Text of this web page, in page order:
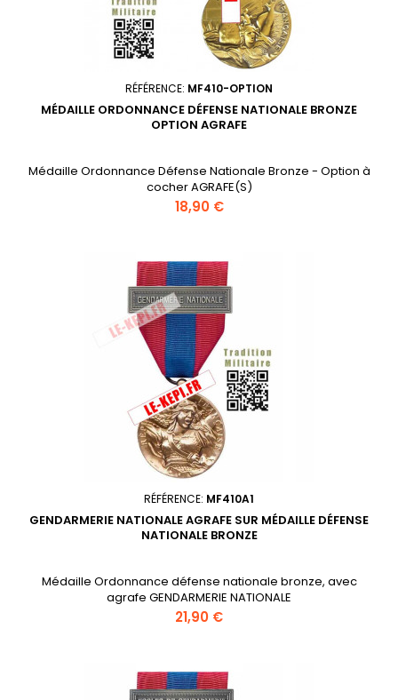
RÉFÉRENCE: MF410-OPTION
MÉDAILLE ORDONNANCE DÉFENSE NATIONALE BRONZE
OPTION AGRAFE
Médaille Ordonnance Défense Nationale Bronze - Option à
cocher AGRAFE(S)
Prix
18,90 €
RÉFÉRENCE: MF410A1
GENDARMERIE NATIONALE AGRAFE SUR MÉDAILLE DÉFENSE
NATIONALE BRONZE
Médaille Ordonnance défense nationale bronze, avec
agrafe GENDARMERIE NATIONALE
Prix
21,90 €